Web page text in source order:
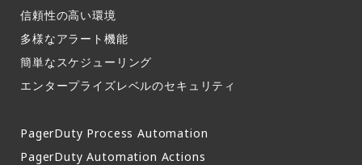
信頼性の高い環境​
多様なアラート機能​
簡単なスケジューリング​
エンタープライズレベルのセキュリティ
PagerDuty Process Automation
PagerDuty Automation Actions